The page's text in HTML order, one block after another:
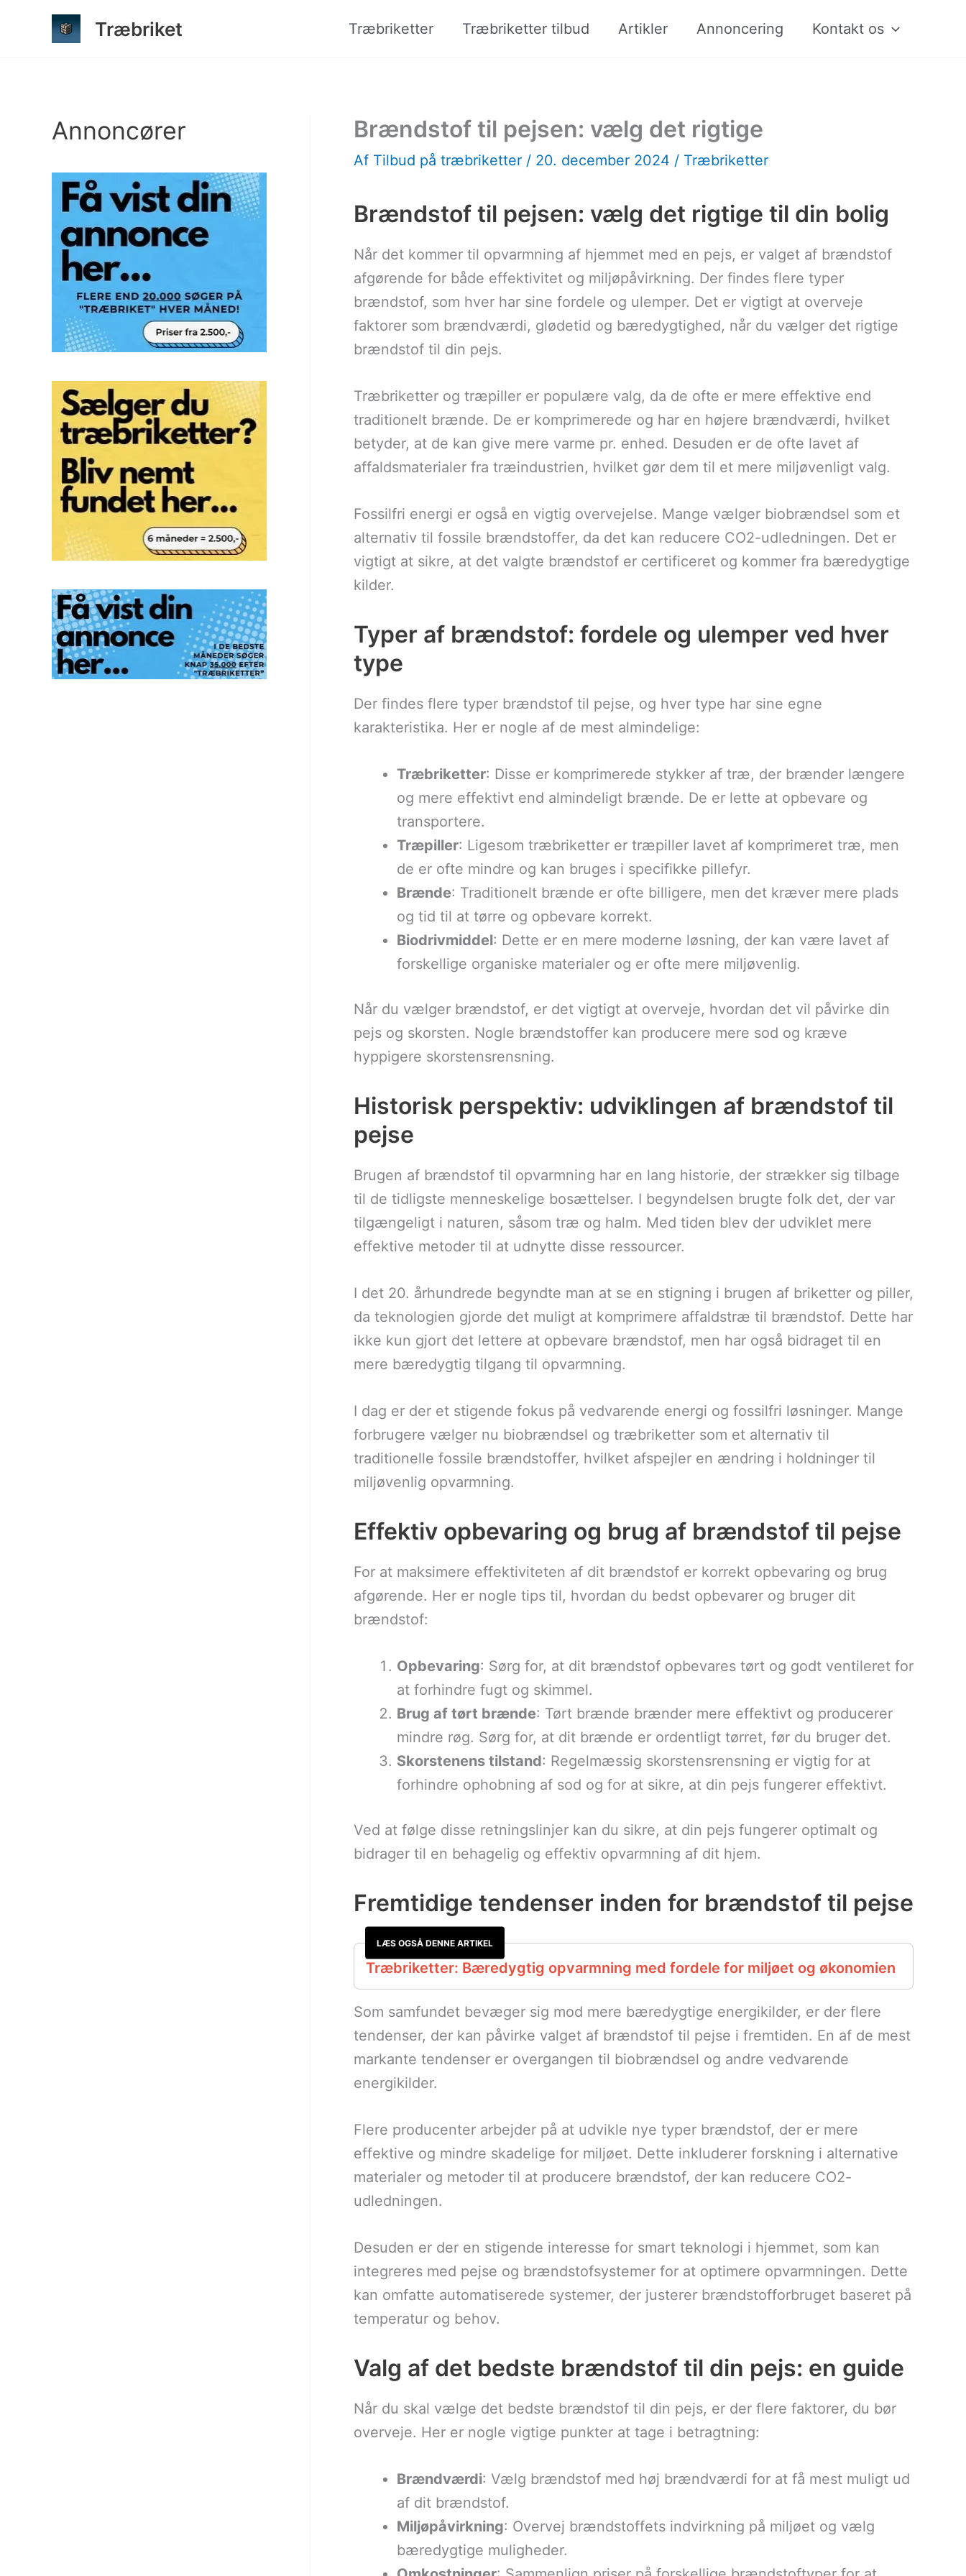
Træbriket Træbriketter Træbriketter tilbud Artikler Annoncering Kontakt os
Annoncører Brændstof til pejsen: vælg det rigtige
Af Tilbud på træbriketter / 20. december 2024 / Træbriketter
Brændstof til pejsen: vælg det rigtige til din bolig
Når det kommer til opvarmning af hjemmet med en pejs, er valget af brændstof
afgørende for både effektivitet og miljøpåvirkning. Der findes flere typer
brændstof, som hver har sine fordele og ulemper. Det er vigtigt at overveje
faktorer som brændværdi, glødetid og bæredygtighed, når du vælger det rigtige
brændstof til din pejs.
Træbriketter og træpiller er populære valg, da de ofte er mere effektive end
traditionelt brænde. De er komprimerede og har en højere brændværdi, hvilket
betyder, at de kan give mere varme pr. enhed. Desuden er de ofte lavet af
affaldsmaterialer fra træindustrien, hvilket gør dem til et mere miljøvenligt valg.
Fossilfri energi er også en vigtig overvejelse. Mange vælger biobrændsel som et
alternativ til fossile brændstoffer, da det kan reducere CO2-udledningen. Det er
vigtigt at sikre, at det valgte brændstof er certificeret og kommer fra bæredygtige
kilder.
Typer af brændstof: fordele og ulemper ved hver
type
Der findes flere typer brændstof til pejse, og hver type har sine egne
karakteristika. Her er nogle af de mest almindelige:
Træbriketter: Disse er komprimerede stykker af træ, der brænder længere
og mere effektivt end almindeligt brænde. De er lette at opbevare og
transportere.
Træpiller: Ligesom træbriketter er træpiller lavet af komprimeret træ, men
de er ofte mindre og kan bruges i specifikke pillefyr.
Brænde: Traditionelt brænde er ofte billigere, men det kræver mere plads
og tid til at tørre og opbevare korrekt.
Biodrivmiddel: Dette er en mere moderne løsning, der kan være lavet af
forskellige organiske materialer og er ofte mere miljøvenlig.
Når du vælger brændstof, er det vigtigt at overveje, hvordan det vil påvirke din
pejs og skorsten. Nogle brændstoffer kan producere mere sod og kræve
hyppigere skorstensrensning.
Historisk perspektiv: udviklingen af brændstof til
pejse
Brugen af brændstof til opvarmning har en lang historie, der strækker sig tilbage
til de tidligste menneskelige bosættelser. I begyndelsen brugte folk det, der var
tilgængeligt i naturen, såsom træ og halm. Med tiden blev der udviklet mere
effektive metoder til at udnytte disse ressourcer.
I det 20. århundrede begyndte man at se en stigning i brugen af briketter og piller,
da teknologien gjorde det muligt at komprimere affaldstræ til brændstof. Dette har
ikke kun gjort det lettere at opbevare brændstof, men har også bidraget til en
mere bæredygtig tilgang til opvarmning.
I dag er der et stigende fokus på vedvarende energi og fossilfri løsninger. Mange
forbrugere vælger nu biobrændsel og træbriketter som et alternativ til
traditionelle fossile brændstoffer, hvilket afspejler en ændring i holdninger til
miljøvenlig opvarmning.
Effektiv opbevaring og brug af brændstof til pejse
For at maksimere effektiviteten af dit brændstof er korrekt opbevaring og brug
afgørende. Her er nogle tips til, hvordan du bedst opbevarer og bruger dit
brændstof:
Opbevaring: Sørg for, at dit brændstof opbevares tørt og godt ventileret for
at forhindre fugt og skimmel.
Brug af tørt brænde: Tørt brænde brænder mere effektivt og producerer
mindre røg. Sørg for, at dit brænde er ordentligt tørret, før du bruger det.
Skorstenens tilstand: Regelmæssig skorstensrensning er vigtig for at
forhindre ophobning af sod og for at sikre, at din pejs fungerer effektivt.
Ved at følge disse retningslinjer kan du sikre, at din pejs fungerer optimalt og
bidrager til en behagelig og effektiv opvarmning af dit hjem.
Fremtidige tendenser inden for brændstof til pejse
LÆS OGSÅ DENNE ARTIKEL
Træbriketter: Bæredygtig opvarmning med fordele for miljøet og økonomien
Som samfundet bevæger sig mod mere bæredygtige energikilder, er der flere
tendenser, der kan påvirke valget af brændstof til pejse i fremtiden. En af de mest
markante tendenser er overgangen til biobrændsel og andre vedvarende
energikilder.
Flere producenter arbejder på at udvikle nye typer brændstof, der er mere
effektive og mindre skadelige for miljøet. Dette inkluderer forskning i alternative
materialer og metoder til at producere brændstof, der kan reducere CO2-
udledningen.
Desuden er der en stigende interesse for smart teknologi i hjemmet, som kan
integreres med pejse og brændstofsystemer for at optimere opvarmningen. Dette
kan omfatte automatiserede systemer, der justerer brændstofforbruget baseret på
temperatur og behov.
Valg af det bedste brændstof til din pejs: en guide
Når du skal vælge det bedste brændstof til din pejs, er der flere faktorer, du bør
overveje. Her er nogle vigtige punkter at tage i betragtning:
Brændværdi: Vælg brændstof med høj brændværdi for at få mest muligt ud
af dit brændstof.
Miljøpåvirkning: Overvej brændstoffets indvirkning på miljøet og vælg
bæredygtige muligheder.